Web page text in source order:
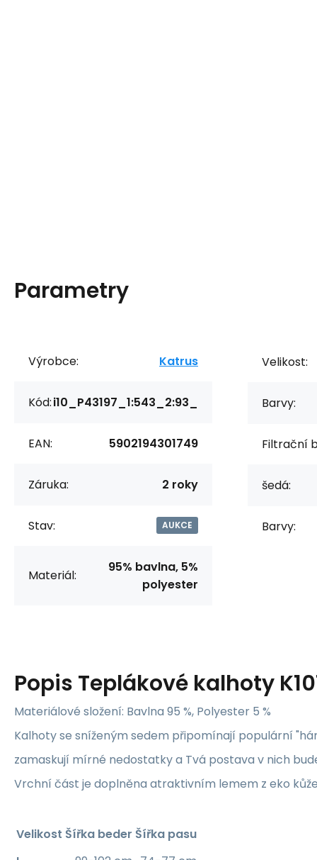
Parametry
Výrobce: Katrus
Kód:i10_P43197_1:543_2:93_
EAN: 5902194301749
Záruka: 2 roky
Stav: AUKCE
Materiál:
95% bavlna, 5%
polyester
Velikost:
Barvy:
Filtrační
šedá:
Barvy:
Popis Teplákové kalhoty
Materiálové složení: Bavlna 95 %, Polyester 5 %
Kalhoty se sníženým sedem připomínají populární
zamaskují mírné nedostatky a Tvá postava v nich
Vrchní část je doplněna atraktivním lemem z eko
Velikost Šířka beder Šířka pasu